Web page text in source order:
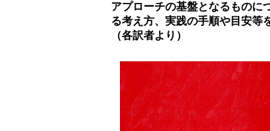
アプローチの基盤となるものに
る考え方、実践の手順や目安等
（各訳者より）